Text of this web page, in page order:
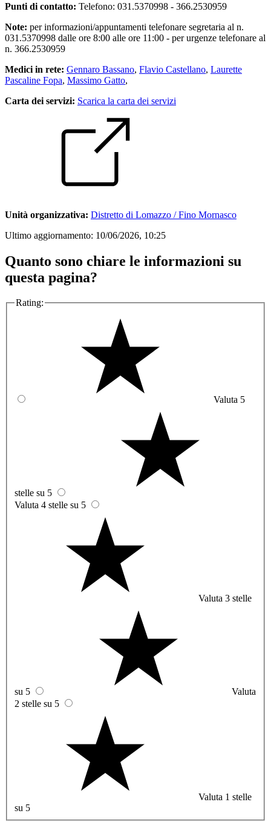
Punti di contatto: Telefono: 031.5370998 - 366.2530959
Note: per informazioni/appuntamenti telefonare segretaria al n.
031.5370998 dalle ore 8:00 alle ore 11:00 - per urgenze telefonare al
n. 366.2530959
Medici in rete: Gennaro Bassano, Flavio Castellano, Laurette
Pascaline Fopa, Massimo Gatto,
Carta dei servizi: Scarica la carta dei servizi
Unità organizzativa: Distretto di Lomazzo / Fino Mornasco
Ultimo aggiornamento: 10/06/2026, 10:25
Quanto sono chiare le informazioni su
questa pagina?
Rating:
Valuta 5
stelle su 5
Valuta 4 stelle su 5
Valuta 3 stelle
su 5
Valuta
2 stelle su 5
Valuta 1 stelle
su 5